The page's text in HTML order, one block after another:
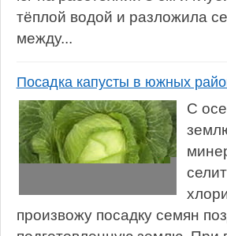
тёплой водой и разложила
между...
Посадка капусты в южных
С
произвожу посадку семян